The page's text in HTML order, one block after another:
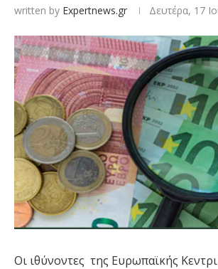
written by Expertnews.gr Δευτέρα, 17
Οι ιθύνοντες της Ευρωπαϊκής